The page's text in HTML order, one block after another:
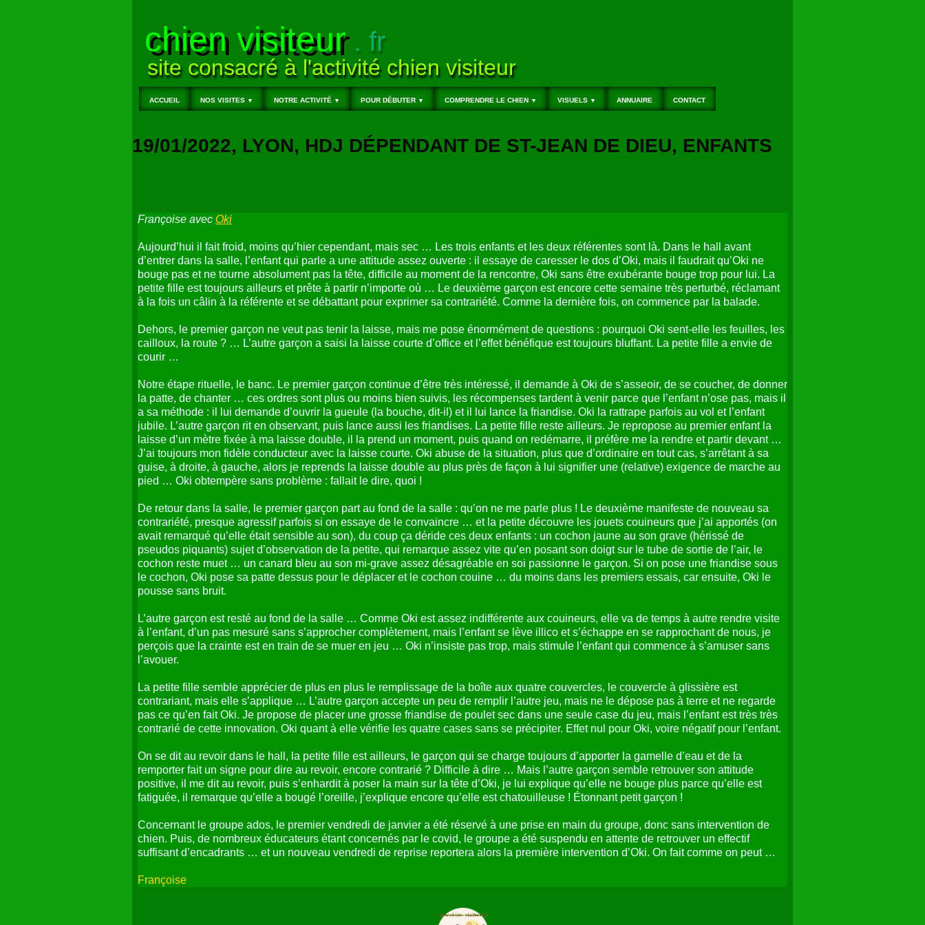
chien visiteur. fr
site consacré à l'activité chien visiteur
ACCUEIL NOS VISITES ▼ NOTRE ACTIVITÉ ▼ POUR DÉBUTER ▼ COMPRENDRE LE CHIEN ▼ VISUELS ▼ ANNUAIRE CONTACT
19/01/2022, LYON, HDJ DÉPENDANT DE ST-JEAN DE DIEU, ENFANTS
Françoise avec Oki
Aujourd’hui il fait froid, moins qu’hier cependant, mais sec … Les trois enfants et les deux référentes sont là. Dans le hall avant
d’entrer dans la salle, l’enfant qui parle a une attitude assez ouverte : il essaye de caresser le dos d’Oki, mais il faudrait qu’Oki ne
bouge pas et ne tourne absolument pas la tête, difficile au moment de la rencontre, Oki sans être exubérante bouge trop pour lui. La
petite fille est toujours ailleurs et prête à partir n’importe où … Le deuxième garçon est encore cette semaine très perturbé, réclamant
à la fois un câlin à la référente et se débattant pour exprimer sa contrariété. Comme la dernière fois, on commence par la balade.
Dehors, le premier garçon ne veut pas tenir la laisse, mais me pose énormément de questions : pourquoi Oki sent-elle les feuilles, les
cailloux, la route ? … L’autre garçon a saisi la laisse courte d’office et l’effet bénéfique est toujours bluffant. La petite fille a envie de
courir …
Notre étape rituelle, le banc. Le premier garçon continue d’être très intéressé, il demande à Oki de s’asseoir, de se coucher, de donner
la patte, de chanter … ces ordres sont plus ou moins bien suivis, les récompenses tardent à venir parce que l’enfant n’ose pas, mais il
a sa méthode : il lui demande d’ouvrir la gueule (la bouche, dit-il) et il lui lance la friandise. Oki la rattrape parfois au vol et l’enfant
jubile. L’autre garçon rit en observant, puis lance aussi les friandises. La petite fille reste ailleurs. Je repropose au premier enfant la
laisse d’un mètre fixée à ma laisse double, il la prend un moment, puis quand on redémarre, il préfère me la rendre et partir devant …
J’ai toujours mon fidèle conducteur avec la laisse courte. Oki abuse de la situation, plus que d’ordinaire en tout cas, s’arrêtant à sa
guise, à droite, à gauche, alors je reprends la laisse double au plus près de façon à lui signifier une (relative) exigence de marche au
pied … Oki obtempère sans problème : fallait le dire, quoi !
De retour dans la salle, le premier garçon part au fond de la salle : qu’on ne me parle plus ! Le deuxième manifeste de nouveau sa
contrariété, presque agressif parfois si on essaye de le convaincre … et la petite découvre les jouets couineurs que j’ai apportés (on
avait remarqué qu’elle était sensible au son), du coup ça déride ces deux enfants : un cochon jaune au son grave (hérissé de
pseudos piquants) sujet d’observation de la petite, qui remarque assez vite qu’en posant son doigt sur le tube de sortie de l’air, le
cochon reste muet … un canard bleu au son mi-grave assez désagréable en soi passionne le garçon. Si on pose une friandise sous
le cochon, Oki pose sa patte dessus pour le déplacer et le cochon couine … du moins dans les premiers essais, car ensuite, Oki le
pousse sans bruit.
L’autre garçon est resté au fond de la salle … Comme Oki est assez indifférente aux couineurs, elle va de temps à autre rendre visite
à l’enfant, d’un pas mesuré sans s’approcher complètement, mais l’enfant se lève illico et s’échappe en se rapprochant de nous, je
perçois que la crainte est en train de se muer en jeu … Oki n’insiste pas trop, mais stimule l’enfant qui commence à s’amuser sans
l’avouer.
La petite fille semble apprécier de plus en plus le remplissage de la boîte aux quatre couvercles, le couvercle à glissière est
contrariant, mais elle s’applique … L’autre garçon accepte un peu de remplir l’autre jeu, mais ne le dépose pas à terre et ne regarde
pas ce qu’en fait Oki. Je propose de placer une grosse friandise de poulet sec dans une seule case du jeu, mais l’enfant est très très
contrarié de cette innovation. Oki quant à elle vérifie les quatre cases sans se précipiter. Effet nul pour Oki, voire négatif pour l’enfant.
On se dit au revoir dans le hall, la petite fille est ailleurs, le garçon qui se charge toujours d’apporter la gamelle d’eau et de la
remporter fait un signe pour dire au revoir, encore contrarié ? Difficile à dire … Mais l’autre garçon semble retrouver son attitude
positive, il me dit au revoir, puis s’enhardit à poser la main sur la tête d’Oki, je lui explique qu’elle ne bouge plus parce qu’elle est
fatiguée, il remarque qu’elle a bougé l’oreille, j’explique encore qu’elle est chatouilleuse ! Étonnant petit garçon !
Concernant le groupe ados, le premier vendredi de janvier a été réservé à une prise en main du groupe, donc sans intervention de
chien. Puis, de nombreux éducateurs étant concernés par le covid, le groupe a été suspendu en attente de retrouver un effectif
suffisant d’encadrants … et un nouveau vendredi de reprise reportera alors la première intervention d’Oki. On fait comme on peut …
Françoise